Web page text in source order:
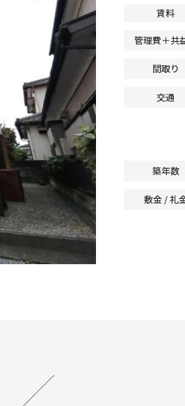
賃料
管理費＋共
間取り
交通
築年数
敷金 / 礼